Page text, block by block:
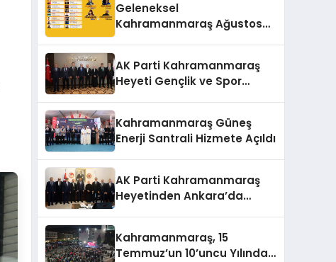
Geleneksel
Kahramanmaraş Ağustos
AK Parti Kahramanmaraş
Heyeti Gençlik ve Spor
Kahramanmaraş Güneş
Enerji Santrali Hizmete Açıldı
AK Parti Kahramanmaraş
Heyetinden Ankara’da
Kahramanmaraş, 15
Temmuz’un 10’uncu Yılında